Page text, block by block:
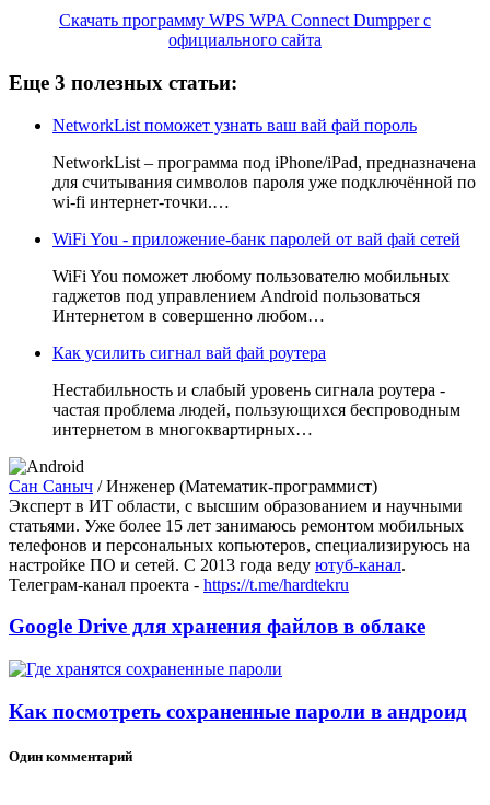
Скачать программу WPS WPA Connect Dumpper с
официального сайта
Еще 3 полезных статьи:
NetworkList поможет узнать ваш вай фай пороль
NetworkList – программа под iPhone/iPad, предназначена
для считывания символов пароля уже подключённой по
wi-fi интернет-точки.…
WiFi You - приложение-банк паролей от вай фай сетей
WiFi You поможет любому пользователю мобильных
гаджетов под управлением Android пользоваться
Интернетом в совершенно любом…
Как усилить сигнал вай фай роутера
Нестабильность и слабый уровень сигнала роутера -
частая проблема людей, пользующихся беспроводным
интернетом в многоквартирных…
Сан Саныч /Инженер (Математик-программист)
Эксперт в ИТ области, с высшим образованием и научными
статьями. Уже более 15 лет занимаюсь ремонтом мобильных
телефонов и персональных копьютеров, специализируюсь на
настройке ПО и сетей. С 2013 года веду ютуб-канал.
Телеграм-канал проекта - https://t.me/hardtekru
Google Drive для хранения файлов в облаке
Как посмотреть сохраненные пароли в андроид
Один комментарий